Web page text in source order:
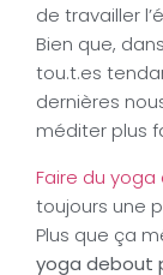
de travailler
Bien que,
tou.t.es
dernières
méditer plus
Faire du
toujours une
Plus que ça
yoga debout